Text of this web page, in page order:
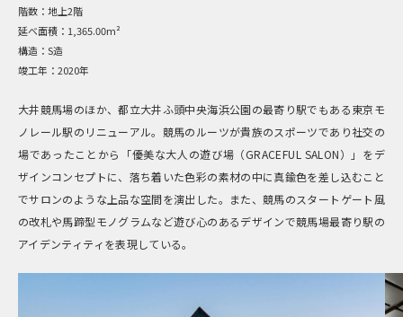
階数： 地上2階
延べ面積： 1,365.00m²
構造： S造
竣工年： 2020年
大井競馬場のほか、都立大井ふ頭中央海浜公園の最寄り駅でもある東京モ
ノレール駅のリニューアル。競馬のルーツが貴族のスポーツであり社交の
場であったことから「優美な大人の遊び場（GRACEFUL SALON）」をデ
ザインコンセプトに、落ち着いた色彩の素材の中に真鍮色を差し込むこと
でサロンのような上品な空間を演出した。また、競馬のスタートゲート風
の改札や馬蹄型モノグラムなど遊び心のあるデザインで競馬場最寄り駅の
アイデンティティを表現している。